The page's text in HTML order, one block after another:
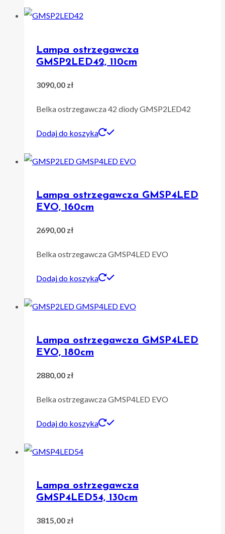
Lampa ostrzegawcza
GMSP2LED42, 110cm
3090,00 zł
Belka ostrzegawcza 42 diody GMSP2LED42
Dodaj do koszyka
Lampa ostrzegawcza GMSP4LED
EVO, 160cm
2690,00 zł
Belka ostrzegawcza GMSP4LED EVO
Dodaj do koszyka
Lampa ostrzegawcza GMSP4LED
EVO, 180cm
2880,00 zł
Belka ostrzegawcza GMSP4LED EVO
Dodaj do koszyka
Lampa ostrzegawcza
GMSP4LED54, 130cm
3815,00 zł